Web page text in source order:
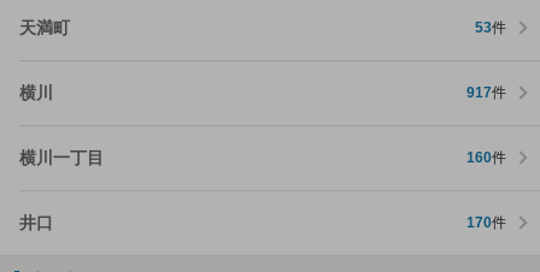
天満町 53件
横川 917件
横川一丁目 160件
井口 170件